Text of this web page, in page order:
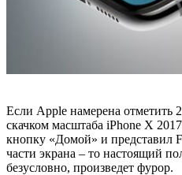
Если Apple намерена отметить
скачком масштаба iPhone X
кнопку «Домой» и представил
части экрана – то настоящий
безусловно, произведет фурор.